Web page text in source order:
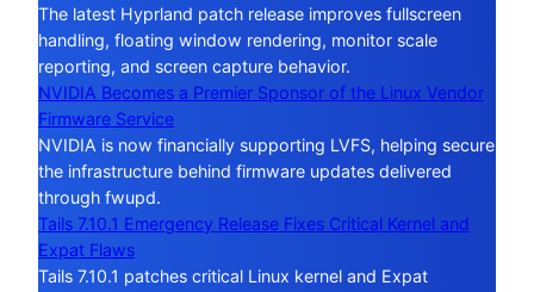
The latest Hyprland patch release improves fullscreen
handling, floating window rendering, monitor scale
reporting, and screen capture behavior.
NVIDIA Becomes a Premier Sponsor of the Linux Vendor
Firmware Service
NVIDIA is now financially supporting LVFS, helping secure
the infrastructure behind firmware updates delivered
through fwupd.
Tails 7.10.1 Emergency Release Fixes Critical Kernel and
Expat Flaws
Tails 7.10.1 patches critical Linux kernel and Expat